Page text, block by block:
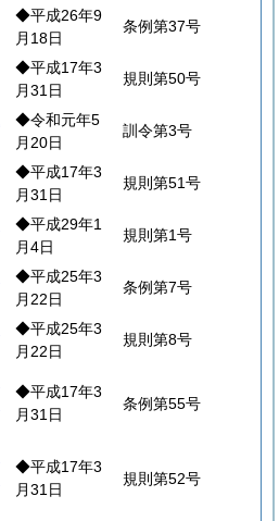
◆平成26年9
月18日
条例第37号
◆平成17年3
月31日
規則第50号
◆令和元年5
月20日
訓令第3号
◆平成17年3
月31日
規則第51号
◆平成29年1
月4日
規則第1号
◆平成25年3
月22日
条例第7号
◆平成25年3
月22日
規則第8号
◆平成17年3
月31日
条例第55号
◆平成17年3
月31日
規則第52号